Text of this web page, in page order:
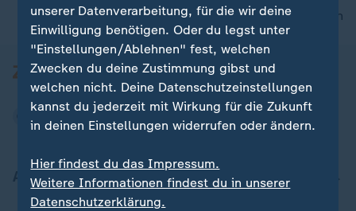
nach oben
Aktuell bei ZDFheute
unserer Datenverarbeitung, für die wir deine
Einwilligung benötigen. Oder du legst unter
"Einstellungen/Ablehnen" fest, welchen
Zwecken du deine Zustimmung gibst und
welchen nicht. Deine Datenschutzeinstellungen
kannst du jederzeit mit Wirkung für die Zukunft
in deinen Einstellungen widerrufen oder ändern.
Hier findest du das Impressum.
Weitere Informationen findest du in unserer
Datenschutzerklärung.